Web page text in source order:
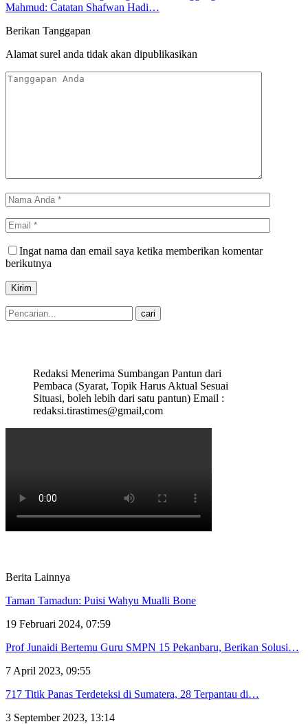
Mahmud: Catatan Shafwan Hadi…
Berikan Tanggapan
Alamat surel anda tidak akan dipublikasikan
Ingat nama dan email saya ketika memberikan komentar
berikutnya
Redaksi Menerima Sumbangan Pantun dari
Pembaca (Syarat, Topik Harus Aktual Sesuai
Situasi, boleh lebih dari satu pantun) Email :
redaksi.tirastimes@gmail,com
Berita Lainnya
Taman Tamadun: Puisi Wahyu Mualli Bone
19 Februari 2024, 07:59
Prof Junaidi Bertemu Guru SMPN 15 Pekanbaru, Berikan Solusi…
7 April 2023, 09:55
717 Titik Panas Terdeteksi di Sumatera, 28 Terpantau di…
3 September 2023, 13:14